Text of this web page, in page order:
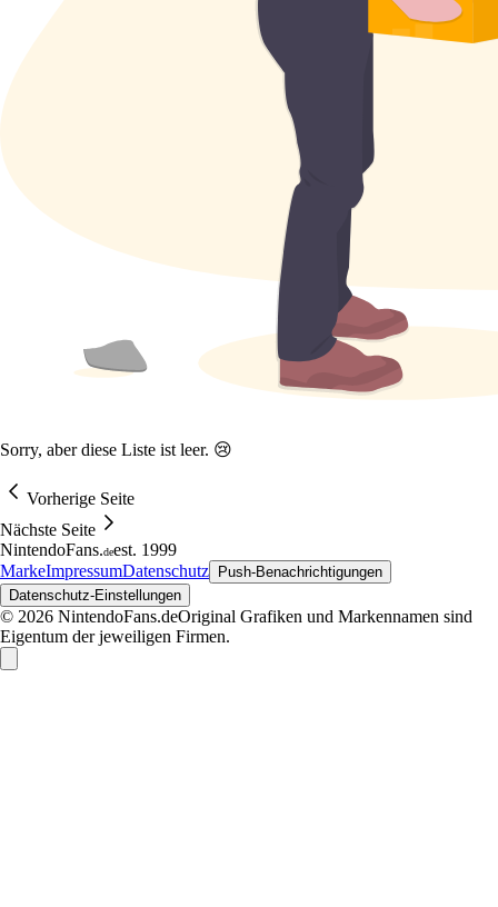
Sorry, aber diese Liste ist leer. 😢
Vorherige Seite
Nächste Seite
NintendoFans.deest. 1999
MarkeImpressumDatenschutz
Push-Benachrichtigungen
Datenschutz-Einstellungen
© 2026 NintendoFans.deOriginal Grafiken und Markennamen sind
Eigentum der jeweiligen Firmen.